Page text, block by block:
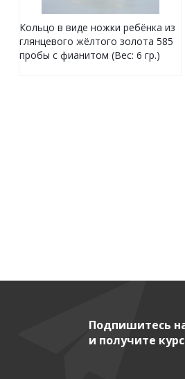
Кольцо в виде ножки ребёнка из
глянцевого жёлтого золота 585
пробы с фианитом (Вес: 6 гр.)
Подпишитесь
и получите